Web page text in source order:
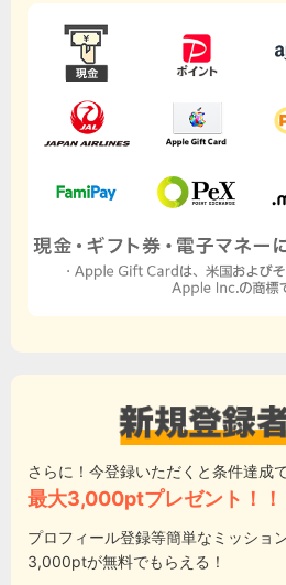
さらに！今登録いただくと条件達成
最大3,000ptプレゼント！！
プロフィール登録等簡単なミッショ
3,000ptが無料でもらえる！